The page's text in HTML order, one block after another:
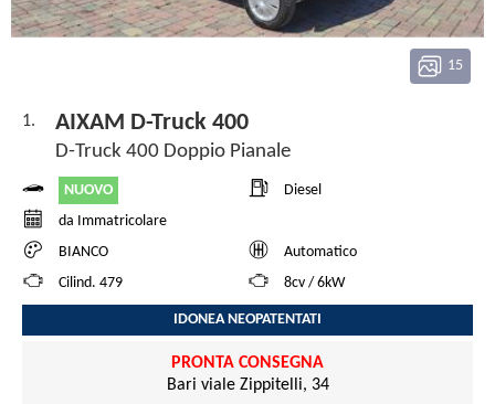
15
1. AIXAM D-Truck 400
D-Truck 400 Doppio Pianale
NUOVO
Diesel
da Immatricolare
BIANCO
Automatico
Cilind. 479
8cv / 6kW
IDONEA NEOPATENTATI
PRONTA CONSEGNA
Bari viale Zippitelli, 34